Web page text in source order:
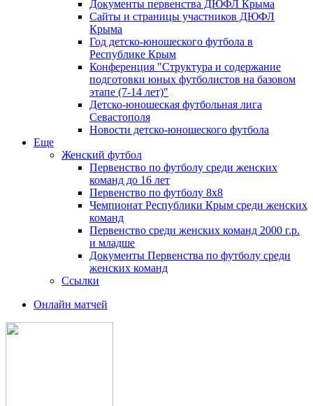
Документы первенства ДЮФЛ Крыма
Сайты и страницы участников ДЮФЛ
Крыма
Год детско-юношеского футбола в
Республике Крым
Конференция "Структура и содержание
подготовки юных футболистов на базовом
этапе (7-14 лет)"
Детско-юношеская футбольная лига
Севастополя
Новости детско-юношеского футбола
Еще
Женский футбол
Первенство по футболу среди женских
команд до 16 лет
Первенство по футболу 8х8
Чемпионат Республики Крым среди женских
команд
Первенство среди женских команд 2000 г.р.
и младше
Документы Первенства по футболу среди
женских команд
Ссылки
Онлайн матчей